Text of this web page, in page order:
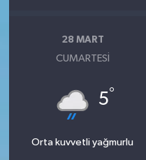
28 MART
CUMARTESI
5°
Orta kuvvetli yağmurlu